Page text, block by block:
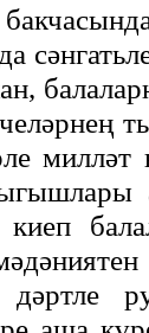
милләт
дәртле